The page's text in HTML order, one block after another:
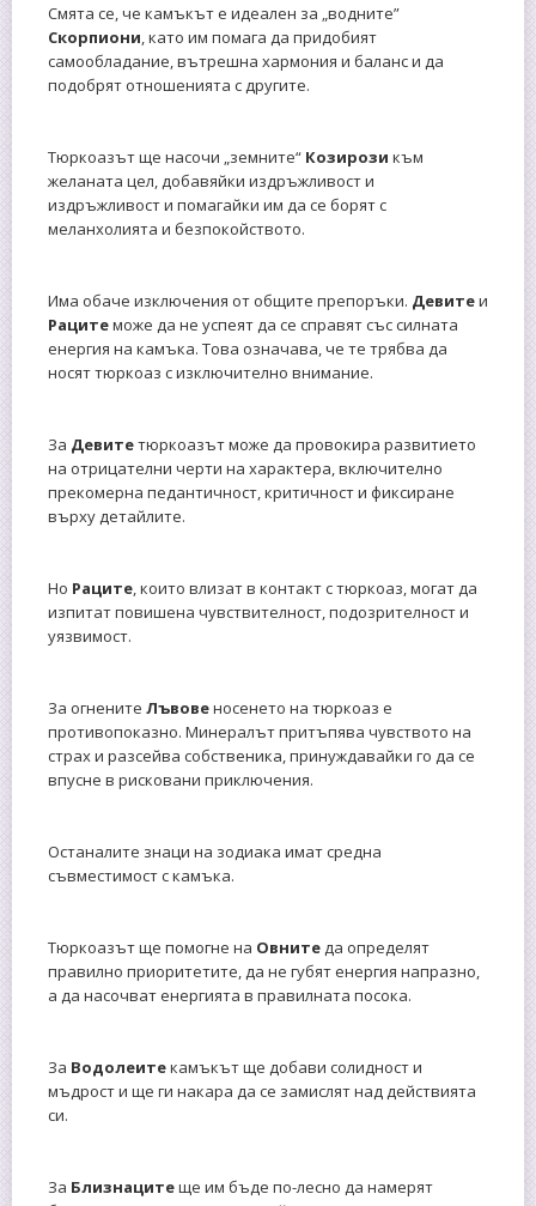
Смята се, че камъкът е идеален за „водните”
Скорпиони , като им помага да придобият
самообладание, вътрешна хармония и баланс и да
подобрят отношенията с другите.
Тюркоазът ще насочи „земните“ Козирози към
желаната цел, добавяйки издръжливост и
издръжливост и помагайки им да се борят с
меланхолията и безпокойството.
Има обаче изключения от общите препоръки. Девитеи
Рацитеможе да не успеят да се справят със силната
енергия на камъка. Това означава, че те трябва да
носят тюркоаз с изключително внимание.
За Девитетюркоазът може да провокира развитието
на отрицателни черти на характера, включително
прекомерна педантичност, критичност и фиксиране
върху детайлите.
Но Раците , които влизат в контакт с тюркоаз, могат да
изпитат повишена чувствителност, подозрителност и
уязвимост.
За огнените Лъвовеносенето на тюркоаз е
противопоказно. Минералът притъпява чувството на
страх и разсейва собственика, принуждавайки го да се
впусне в рисковани приключения.
Останалите знаци на зодиака имат средна
съвместимост с камъка.
Тюркоазът ще помогне на Овните да определят
правилно приоритетите, да не губят енергия напразно,
а да насочват енергията в правилната посока.
За Водолеитекамъкът ще добави солидност и
мъдрост и ще ги накара да се замислят над действията
си.
За Близнацитеще им бъде по-лесно да намерят